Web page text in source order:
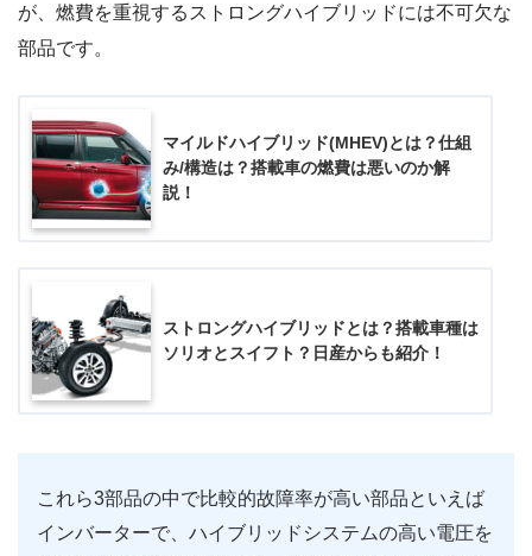
が、燃費を重視するストロングハイブリッドには不可欠な
部品です。
マイルドハイブリッド(MHEV)とは？仕組
み/構造は？搭載車の燃費は悪いのか解
説！
ストロングハイブリッドとは？搭載車種は
ソリオとスイフト？日産からも紹介！
これら3部品の中で比較的故障率が高い部品といえば
インバーターで、ハイブリッドシステムの高い電圧を